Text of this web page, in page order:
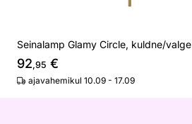
Seinalamp Glamy Circle, kuldne/valge
92,95 €
ajavahemikul 10.09 - 17.09